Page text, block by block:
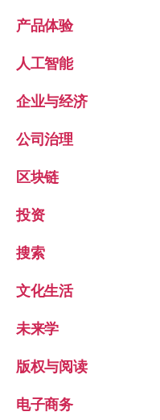
产品体验
人工智能
企业与经济
公司治理
区块链
投资
搜索
文化生活
未来学
版权与阅读
电子商务